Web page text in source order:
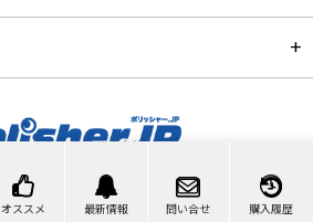
オススメ 最新情報 問い合せ 購入履歴
マイページ 問い合わせ